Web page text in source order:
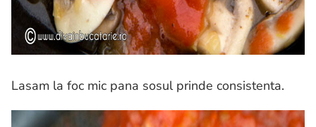
Lasam la foc mic pana sosul prinde consistenta.